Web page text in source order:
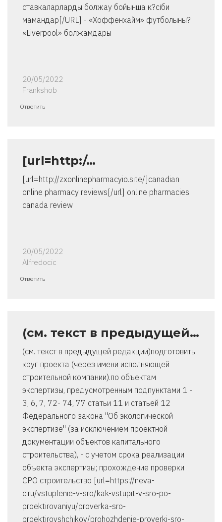
ставкаларларды болжау бойынша к?сіби
мамандар[/URL] - «Хоффенхайм» футболыны?
«Liverpool» болжамдары
20/05/2022
Frankshob
Ответить
[url=http:/…
[url=http://zxonlinepharmacyio.site/]canadian
online pharmacy reviews[/url] online pharmacies
canada review
20/05/2022
Alfredocic
Ответить
(см. текст в предыдущей…
(см. текст в предыдущей редакции)подготовить
круг проекта (через имени исполняющей
строительной компании).по объектам
экспертизы, предусмотренным подпунктами 1 -
3, 6, 7, 72- 74, 77 статьи 11 и статьей 12
Федерального закона "Об экологической
экспертизе" (за исключением проектной
документации объектов капитального
строительства), - с учетом срока реализации
объекта экспертизы; прохождение проверки
СРО строительство [url=https://neva-
c.ru/vstuplenie-v-sro/kak-vstupit-v-sro-po-
proektirovaniyu/proverka-sro-
proektirovshchikov/prohozhdenie-proverki-sro-